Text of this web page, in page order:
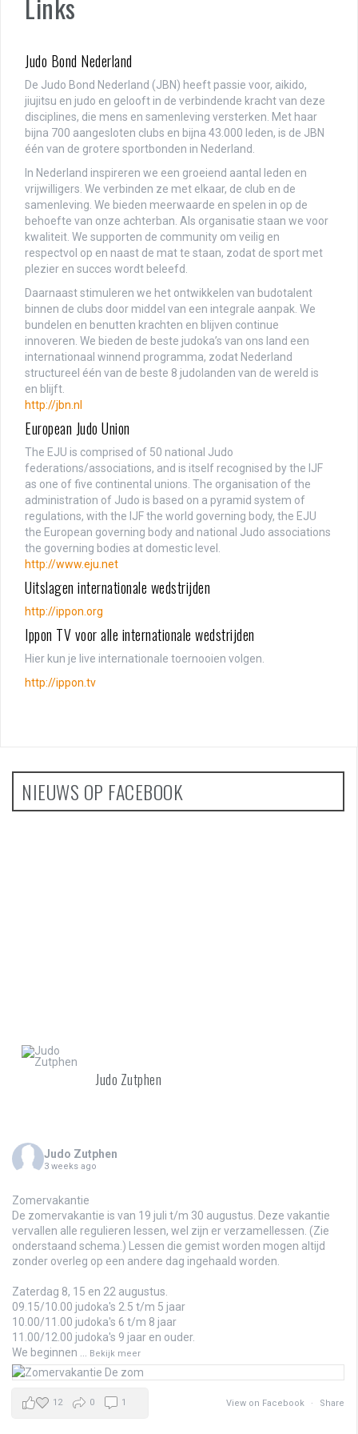
Judo Bond Nederland
De Judo Bond Nederland (JBN) heeft passie voor, aikido,
jiujitsu en judo en gelooft in de verbindende kracht van deze
disciplines, die mens en samenleving versterken. Met haar
bijna 700 aangesloten clubs en bijna 43.000 leden, is de JBN
één van de grotere sportbonden in Nederland.
In Nederland inspireren we een groeiend aantal leden en
vrijwilligers. We verbinden ze met elkaar, de club en de
samenleving. We bieden meerwaarde en spelen in op de
behoefte van onze achterban. Als organisatie staan we voor
kwaliteit. We supporten de community om veilig en
respectvol op en naast de mat te staan, zodat de sport met
plezier en succes wordt beleefd.
Daarnaast stimuleren we het ontwikkelen van budotalent
binnen de clubs door middel van een integrale aanpak. We
bundelen en benutten krachten en blijven continue
innoveren. We bieden de beste judoka’s van ons land een
internationaal winnend programma, zodat Nederland
structureel één van de beste 8 judolanden van de wereld is
en blijft.
http://jbn.nl
European Judo Union
The EJU is comprised of 50 national Judo
federations/associations, and is itself recognised by the IJF
as one of five continental unions. The organisation of the
administration of Judo is based on a pyramid system of
regulations, with the IJF the world governing body, the EJU
the European governing body and national Judo associations
the governing bodies at domestic level.
http://www.eju.net
Uitslagen internationale wedstrijden
http://ippon.org
Ippon TV voor alle internationale wedstrijden
Hier kun je live internationale toernooien volgen.
http://ippon.tv
NIEUWS OP FACEBOOK
Judo Zutphen
Judo Zutphen
3 weeks ago
Zomervakantie
De zomervakantie is van 19 juli t/m 30 augustus. Deze vakantie
vervallen alle regulieren lessen, wel zijn er verzamellessen. (Zie
onderstaand schema.) Lessen die gemist worden mogen altijd
zonder overleg op een andere dag ingehaald worden.
Zaterdag 8, 15 en 22 augustus.
09.15/10.00 judoka's 2.5 t/m 5 jaar
10.00/11.00 judoka's 6 t/m 8 jaar
11.00/12.00 judoka's 9 jaar en ouder.
We beginnen
Bekijk meer
View on Facebook · Share
12 0 1